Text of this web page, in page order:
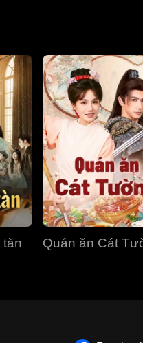
tàn Quán ăn Cát